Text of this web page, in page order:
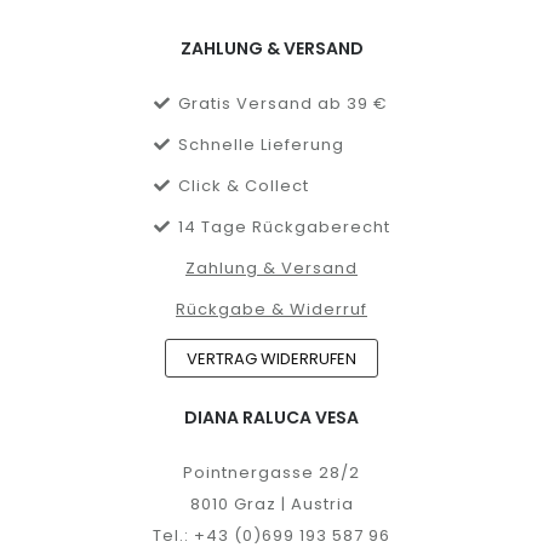
ZAHLUNG & VERSAND
Gratis Versand ab 39 €
Schnelle Lieferung
Click & Collect
14 Tage Rückgaberecht
Zahlung & Versand
Rückgabe & Widerruf
VERTRAG WIDERRUFEN
DIANA RALUCA VESA
Pointnergasse 28/2
8010 Graz | Austria
Tel.: +43 (0)699 193 587 96